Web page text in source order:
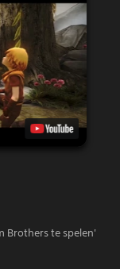
Brothers te spelen'